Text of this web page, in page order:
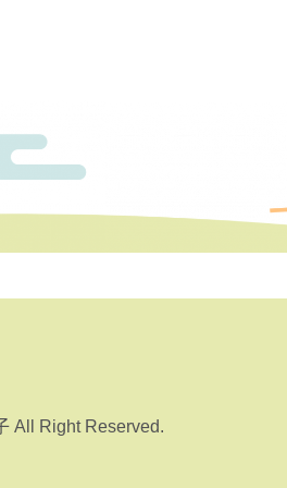
All Right Reserved.